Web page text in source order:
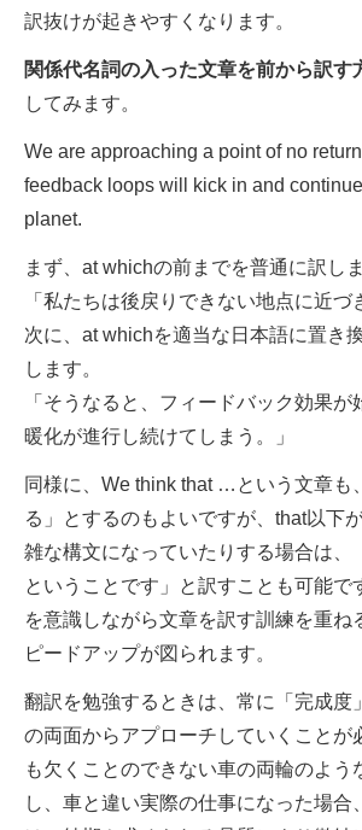
訳抜けが起きやすくなります。
関係代名詞の入った文章を前から訳す
してみます。
We are approaching a point of no
feedback loops will kick in and
planet.
まず、at whichの前までを普通に訳しま
「私たちは後戻りできない地点に近づ
次に、at whichを適当な日本語に置き
します。
「そうなると、フィードバック効果が
暖化が進行し続けてしまう。」
同様に、We think that …という文章も
る」とするのもよいですが、that以下
雑な構文になっていたりする場合は
ということです」と訳すことも可能で
を意識しながら文章を訳す訓練を重ね
ピードアップが図られます。
翻訳を勉強するときは、常に「完成度
の両面からアプローチしていくことが
も欠くことのできない車の両輪のよう
し、車と違い実際の仕事になった場合